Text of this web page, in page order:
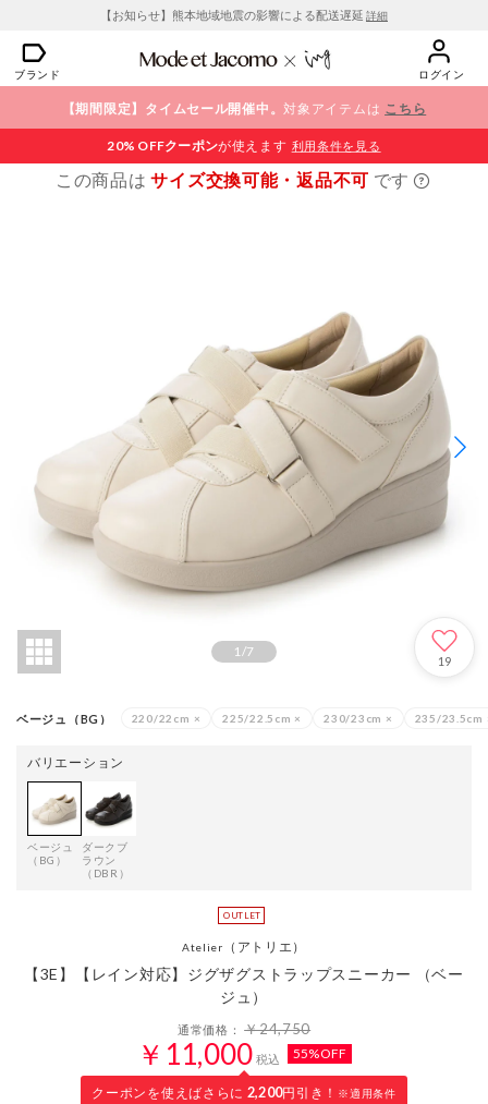
【お知らせ】熊本地域地震の影響による配送遅延 詳細
ブランド ログイン
【期間限定】タイムセール開催中。対象アイテムは こちら
20% OFFクーポンが使えます 利用条件を見る
この商品はサイズ交換可能・返品不可 です
1/7
19
ベージュ（BG） 220/22cm × 225/22.5cm × 230/23cm × 235/23.5cm
バリエーション
ベージュ
（BG）
ダークブ
ラウン
（DBR）
Atelier （アトリエ）
【3E】【レイン対応】ジグザグストラップスニーカー （ベー
ジュ）
通常価格：￥24,750
￥11,000 税込 55%OFF
クーポンを使えばさらに 2,200円引き！ ※適用条件